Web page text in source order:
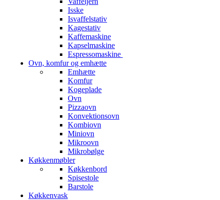
Isske
Isvaffelstativ
Kagestativ
Kaffemaskine
Kapselmaskine
Espressomaskine
Ovn, komfur og emhætte
Emhætte
Komfur
Kogeplade
Ovn
Pizzaovn
Konvektionsovn
Kombiovn
Miniovn
Mikroovn
Mikrobølge
Køkkenmøbler
Køkkenbord
Spisestole
Barstole
Køkkenvask